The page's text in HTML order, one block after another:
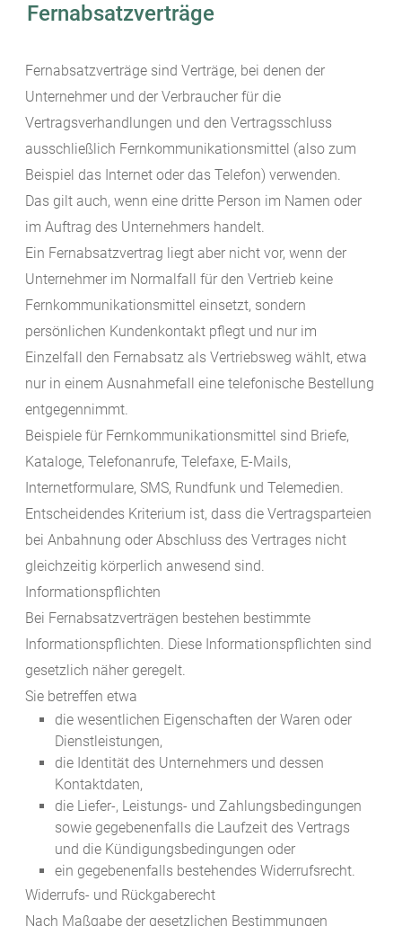
Fernabsatzverträge
Fernabsatzverträge sind Verträge, bei denen der
Unternehmer und der Verbraucher für die
Vertragsverhandlungen und den Vertragsschluss
ausschließlich Fernkommunikationsmittel (also zum
Beispiel das Internet oder das Telefon) verwenden.
Das gilt auch, wenn eine dritte Person im Namen oder
im Auftrag des Unternehmers handelt.
Ein Fernabsatzvertrag liegt aber nicht vor, wenn der
Unternehmer im Normalfall für den Vertrieb keine
Fernkommunikationsmittel einsetzt, sondern
persönlichen Kundenkontakt pflegt und nur im
Einzelfall den Fernabsatz als Vertriebsweg wählt, etwa
nur in einem Ausnahmefall eine telefonische Bestellung
entgegennimmt.
Beispiele für Fernkommunikationsmittel sind Briefe,
Kataloge, Telefonanrufe, Telefaxe, E-Mails,
Internetformulare, SMS, Rundfunk und Telemedien.
Entscheidendes Kriterium ist, dass die Vertragsparteien
bei Anbahnung oder Abschluss des Vertrages nicht
gleichzeitig körperlich anwesend sind.
Informationspflichten
Bei Fernabsatzverträgen bestehen bestimmte
Informationspflichten. Diese Informationspflichten sind
gesetzlich näher geregelt.
Sie betreffen etwa
die wesentlichen Eigenschaften der Waren oder
Dienstleistungen,
die Identität des Unternehmers und dessen
Kontaktdaten,
die Liefer-, Leistungs- und Zahlungsbedingungen
sowie gegebenenfalls die Laufzeit des Vertrags
und die Kündigungsbedingungen oder
ein gegebenenfalls bestehendes Widerrufsrecht.
Widerrufs- und Rückgaberecht
Nach Maßgabe der gesetzlichen Bestimmungen